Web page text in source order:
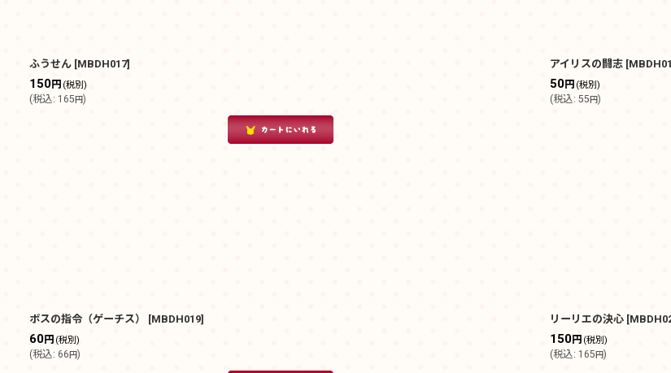
ふうせん [MBDH017]
150円 (税別)
(税込: 165円)
アイリスの闘志 [
50円 (税別)
(税込: 55円)
ボスの指令（ゲーチス） [MBDH019]
60円 (税別)
(税込: 66円)
リーリエの決心 [
150円 (税別)
(税込: 165円)